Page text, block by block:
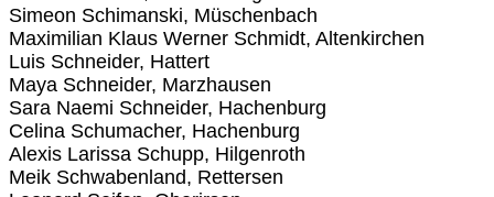
Simeon Schimanski, Müschenbach
Maximilian Klaus Werner Schmidt, Altenkirchen
Luis Schneider, Hattert
Maya Schneider, Marzhausen
Sara Naemi Schneider, Hachenburg
Celina Schumacher, Hachenburg
Alexis Larissa Schupp, Hilgenroth
Meik Schwabenland, Rettersen